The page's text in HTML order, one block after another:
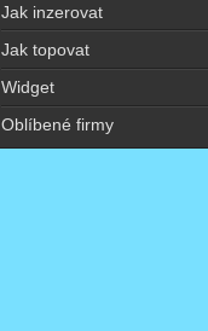
Jak inzerovat
Jak topovat
Widget
Oblíbené firmy